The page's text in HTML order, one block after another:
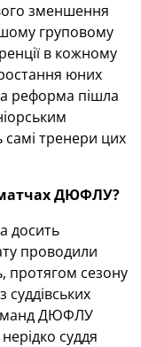
зменшення
груповому
в кожному
юних
реформа пішла
тренери цих
ДЮФЛУ?
досить
проводили
протягом сезону
ДЮФЛУ
суддя